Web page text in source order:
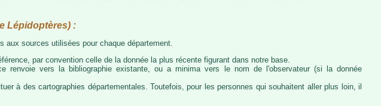
Lépidoptères) :
sources utilisées pour chaque département.
par convention celle de la donnée la plus récente figurant dans notre base.
renvoie vers la bibliographie existante, ou a minima vers le nom de l'observateur (si la donnée
à des cartographies départementales. Toutefois, pour les personnes qui souhaitent aller plus loin, il